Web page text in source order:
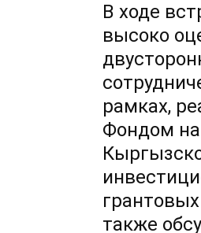
В ходе
высоко
рамках,
Фондом
также